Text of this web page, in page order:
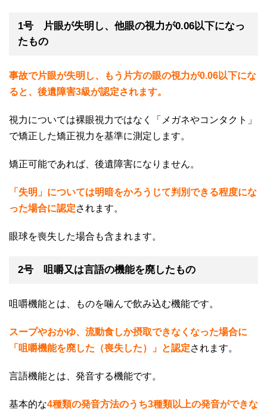
1号 片眼が失明し、他眼の視力が0.06以下になっ
たもの
事故で片眼が失明し、もう片方の眼の視力が0.06以下にな
ると、後遺障害3級が認定されます。
視力については裸眼視力ではなく「メガネやコンタクト」
で矯正した矯正視力を基準に測定します。
矯正可能であれば、後遺障害になりません。
「失明」については明暗をかろうじて判別できる程度にな
った場合に認定されます。
眼球を喪失した場合も含まれます。
2号 咀嚼又は言語の機能を廃したもの
咀嚼機能とは、ものを噛んで飲み込む機能です。
スープやおかゆ、流動食しか摂取できなくなった場合に
「咀嚼機能を廃した（喪失した）」と認定されます。
言語機能とは、発音する機能です。
基本的な4種類の発音方法のうち3種類以上の発音ができな